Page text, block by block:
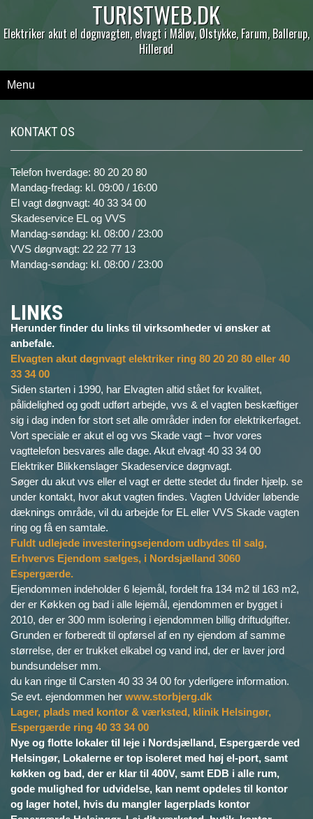
TURISTWEB.DK
Elektriker akut el døgnvagten, elvagt i Måløv, Ølstykke, Farum, Ballerup,
Hillerød
Menu
KONTAKT OS
Telefon hverdage: 80 20 20 80
Mandag-fredag: kl. 09:00 / 16:00
El vagt døgnvagt: 40 33 34 00
Skadeservice EL og VVS
Mandag-søndag: kl. 08:00 / 23:00
VVS døgnvagt: 22 22 77 13
Mandag-søndag: kl. 08:00 / 23:00
LINKS
Herunder finder du links til virksomheder vi ønsker at
anbefale.
Elvagten akut døgnvagt elektriker ring 80 20 20 80 eller 40
33 34 00
Siden starten i 1990, har Elvagten altid stået for kvalitet,
pålidelighed og godt udført arbejde, vvs & el vagten beskæftiger
sig i dag inden for stort set alle områder inden for elektrikerfaget.
Vort speciale er akut el og vvs Skade vagt – hvor vores
vagttelefon besvares alle dage. Akut elvagt 40 33 34 00
Elektriker Blikkenslager Skadeservice døgnvagt.
Søger du akut vvs eller el vagt er dette stedet du finder hjælp. se
under kontakt, hvor akut vagten findes. Vagten Udvider løbende
dæknings område, vil du arbejde for EL eller VVS Skade vagten
ring og få en samtale.
Fuldt udlejede investeringsejendom udbydes til salg,
Erhvervs Ejendom sælges, i Nordsjælland 3060
Espergærde.
Ejendommen indeholder 6 lejemål, fordelt fra 134 m2 til 163 m2,
der er Køkken og bad i alle lejemål, ejendommen er bygget i
2010, der er 300 mm isolering i ejendommen billig driftudgifter.
Grunden er forberedt til opførsel af en ny ejendom af samme
størrelse, der er trukket elkabel og vand ind, der er laver jord
bundsundelser mm.
du kan ringe til Carsten 40 33 34 00 for yderligere information.
Se evt. ejendommen her www.storbjerg.dk
Lager, plads med kontor & værksted, klinik Helsingør,
Espergærde ring 40 33 34 00
Nye og flotte lokaler til leje i Nordsjælland, Espergærde ved
Helsingør, Lokalerne er top isoleret med høj el-port, samt
køkken og bad, der er klar til 400V, samt EDB i alle rum,
gode mulighed for udvidelse, kan nemt opdeles til kontor
og lager hotel, hvis du mangler lagerplads kontor